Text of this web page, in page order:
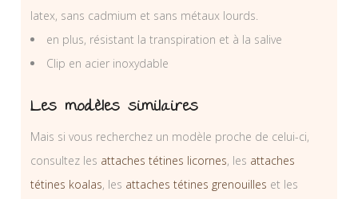
latex, sans cadmium et sans métaux lourds.
en plus, résistant la transpiration et à la salive
Clip en acier inoxydable
Les modèles similaires
Mais si vous recherchez un modèle proche de celui-ci,
consultez les attaches tétines licornes, les attaches
tétines koalas, les attaches tétines grenouilles et les